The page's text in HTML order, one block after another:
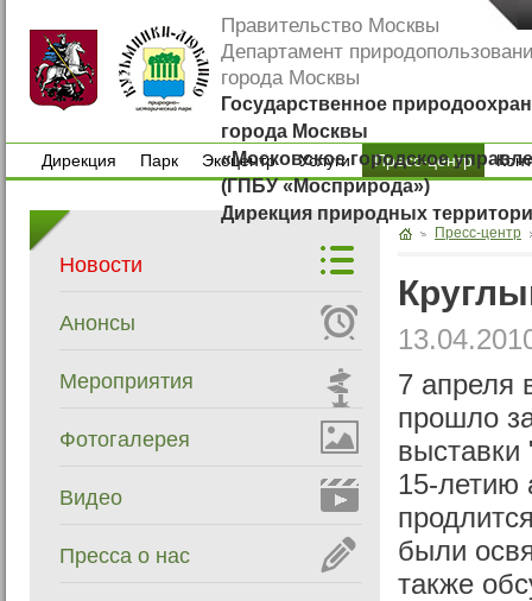
Правительство Москвы
Департамент
города Москвы
Государственное
города Москвы
«Московское городское
(ГПБУ «Мосприрода»)
Дирекция природных
Дирекция
Парк
Экоцентр
Экоцентр
Услуги
Услуги
Пресс-центр
Новости
Анонсы
Мероприятия
Фотогалерея
Видео
Пресса о нас
Пресс-центр
7 апреля
прошло
выставки
15-летию
были
также